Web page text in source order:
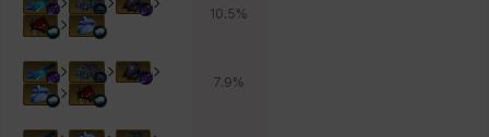
10.5%
7.9%